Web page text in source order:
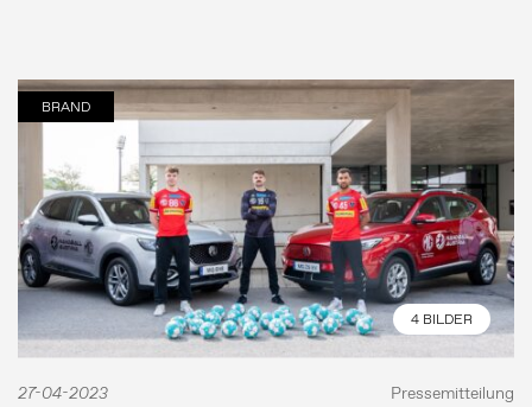
BRAND
4 BILDER
27-04-2023 Pressemitteilung